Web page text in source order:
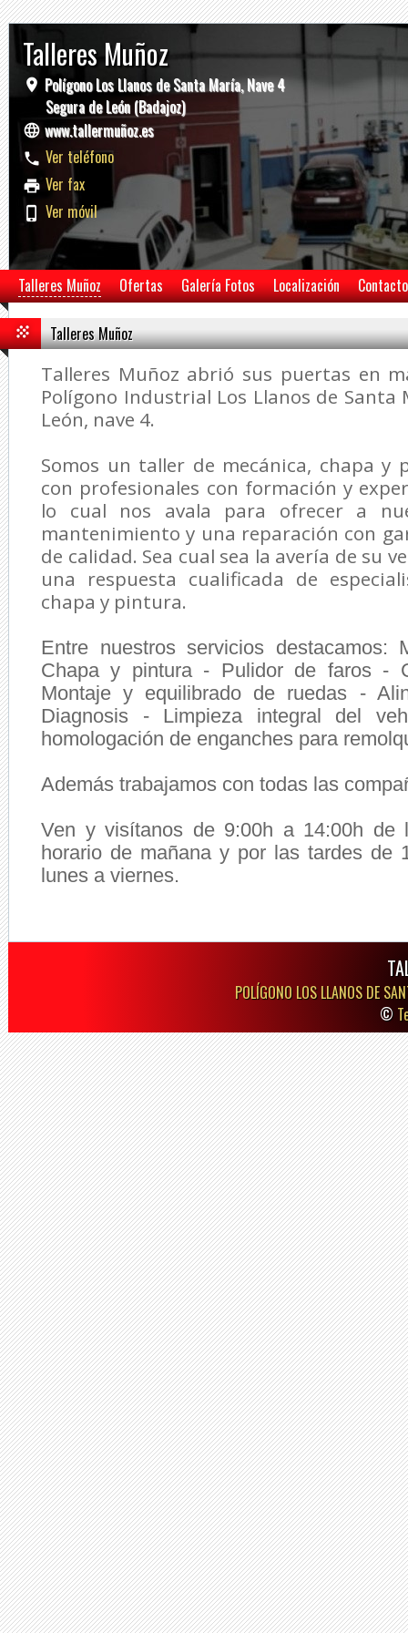
Talleres Muñoz
Polígono Los Llanos de Santa María, Nave 4
Segura de León (Badajoz)
www.tallermuñoz.es
Ver teléfono
Ver fax
Ver móvil
Talleres Muñoz Ofertas Galería Fotos Localización
Talleres Muñoz
Talleres Muñoz abrió sus puertas en
Polígono Industrial Los Llanos de Santa
León, nave 4.
Somos un taller de mecánica, chapa y
con profesionales con formación y
lo cual nos avala para ofrecer a
mantenimiento y una reparación con
de calidad. Sea cual sea la avería de su
una respuesta cualificada de
chapa y pintura.
Entre nuestros servicios destacamos:
Chapa y pintura - Pulidor de faros -
Montaje y equilibrado de ruedas -
Diagnosis - Limpieza integral del
homologación de enganches para
Además trabajamos con todas las
Ven y visítanos de 9:00h a 14:00h de
horario de mañana y por las tardes de
lunes a viernes.
POLÍGONO LOS LLANOS DE
©